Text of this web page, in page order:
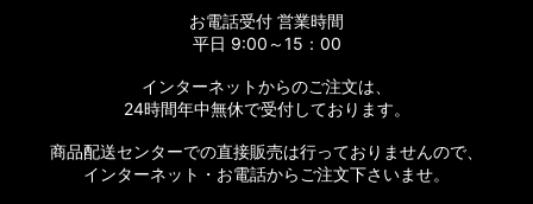
お電話受付 営業時間
平日 9:00～15：00
インターネットからのご注文は、
24時間年中無休で受付しております。
商品配送センターでの直接販売は行っておりませんので、
インターネット・お電話からご注文下さいませ。